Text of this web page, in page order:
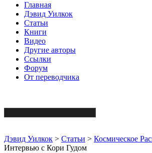
Главная
Дэвид Уилкок
Статьи
Книги
Видео
Другие авторы
Ссылки
Форум
От переводчика
Дэвид Уилкок > Статьи > Космическое
Интервью с Кори Гудом